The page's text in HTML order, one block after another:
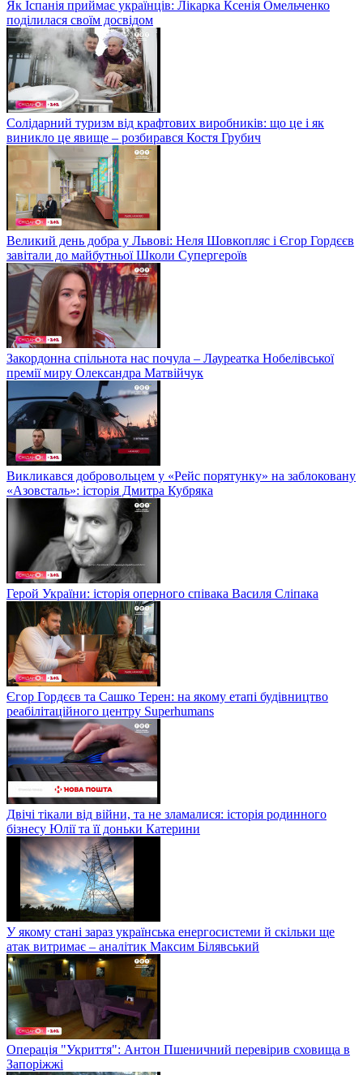
Як Іспанія приймає українців: Лікарка Ксенія Омельченко
поділилася своїм досвідом
Солідарний туризм від крафтових виробників: що це і як
виникло це явище – розбирався Костя Грубич
Великий день добра у Львові: Неля Шовкопляс і Єгор Гордєєв
завітали до майбутньої Школи Супергероїв
Закордонна спільнота нас почула – Лауреатка Нобелівської
премії миру Олександра Матвійчук
Викликався добровольцем у «Рейс порятунку» на заблоковану
«Азовсталь»: історія Дмитра Кубряка
Герой України: історія оперного співака Василя Сліпака
Єгор Гордєєв та Сашко Терен: на якому етапі будівництво
реабілітаційного центру Superhumans
Двічі тікали від війни, та не зламалися: історія родинного
бізнесу Юлії та її доньки Катерини
У якому стані зараз українська енергосистеми й скільки ще
атак витримає – аналітик Максим Білявський
Операція "Укриття": Антон Пшеничний перевірив сховища в
Запоріжжі